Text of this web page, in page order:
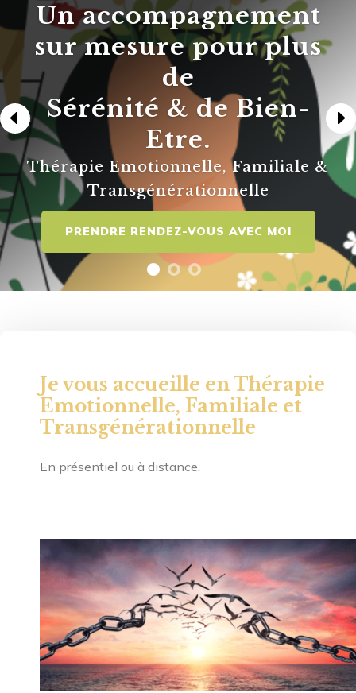
Un accompagnement
sur mesure pour plus
de
Sérénité & de Bien-
Etre.
Thérapie Emotionnelle, Familiale &
Transgénérationnelle
PRENDRE RENDEZ-VOUS AVEC MOI
Je vous accueille en Thérapie
Emotionnelle, Familiale et
Transgénérationnelle
En présentiel ou à distance.